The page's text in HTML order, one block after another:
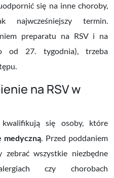
się na inne choroby,
termin.
preparatu na RSV i na
od 27. tygodnia), trzeba
na RSV w
się osoby, które
medyczną. Przed poddaniem
zebrać wszystkie niezbędne
czy chorobach